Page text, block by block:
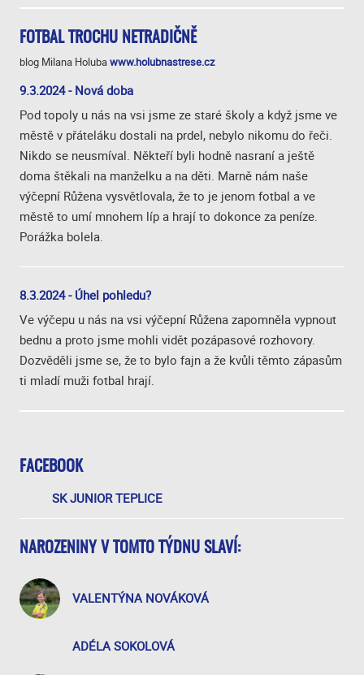
FACEBOOK
SK JUNIOR TEPLICE
NAROZENINY V TOMTO TÝDNU SLAVÍ:
VALENTÝNA NOVÁKOVÁ
ADÉLA SOKOLOVÁ
FOTBAL TROCHU NETRADIČNĚ
blog Milana Holubawww.holubnastrese.cz
9.3.2024 - Nová doba
Pod topoly u nás na vsi jsme ze staré školy a když jsme ve
městě v přáteláku dostali na prdel, nebylo nikomu do řeči.
Nikdo se neusmíval. Někteří byli hodně nasraní a ještě
doma štěkali na manželku a na děti. Marně nám naše
výčepní Růžena vysvětlovala, že to je jenom fotbal a ve
městě to umí mnohem líp a hrají to dokonce za peníze.
Porážka bolela.
8.3.2024 - Úhel pohledu?
Ve výčepu u nás na vsi výčepní Růžena zapomněla vypnout
bednu a proto jsme mohli vidět pozápasové rozhovory.
Dozvěděli jsme se, že to bylo fajn a že kvůli těmto zápasům
ti mladí muži fotbal hrají.